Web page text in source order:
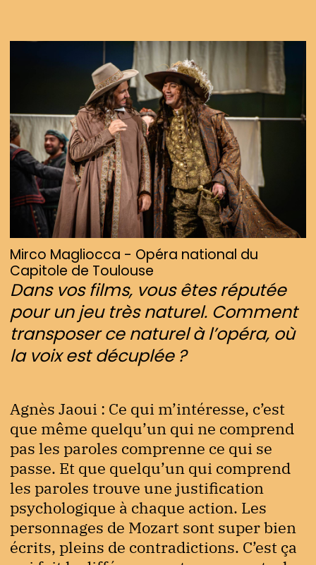
Mirco Magliocca - Opéra national du
Capitole de Toulouse
Dans vos films, vous êtes réputée
pour un jeu très naturel. Comment
transposer ce naturel à l’opéra, où
la voix est décuplée ?
Agnès Jaoui : Ce qui m’intéresse, c’est
que même quelqu’un qui ne comprend
pas les paroles comprenne ce qui se
passe. Et que quelqu’un qui comprend
les paroles trouve une justification
psychologique à chaque action. Les
personnages de Mozart sont super bien
écrits, pleins de contradictions. C’est ça